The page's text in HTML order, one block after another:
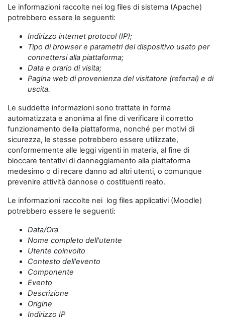
Le informazioni raccolte nei log files di sistema (Apache)
potrebbero essere le seguenti:
Indirizzo internet protocol (IP);
Tipo di browser e parametri del dispositivo usato per
connettersi alla piattaforma;
Data e orario di visita;
Pagina web di provenienza del visitatore (referral) e di
uscita.
Le suddette informazioni sono trattate in forma
automatizzata e anonima al fine di verificare il corretto
funzionamento della piattaforma, nonché per motivi di
sicurezza, le stesse potrebbero essere utilizzate,
conformemente alle leggi vigenti in materia, al fine di
bloccare tentativi di danneggiamento alla piattaforma
medesimo o di recare danno ad altri utenti, o comunque
prevenire attività dannose o costituenti reato.
Le informazioni raccolte nei log files applicativi (Moodle)
potrebbero essere le seguenti:
Data/Ora
Nome completo dell'utente
Utente coinvolto
Contesto dell'evento
Componente
Evento
Descrizione
Origine
Indirizzo IP